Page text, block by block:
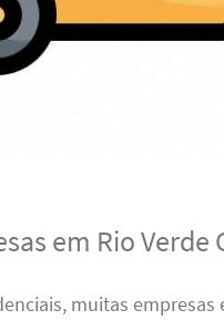
em Rio Verde
muitas empresas